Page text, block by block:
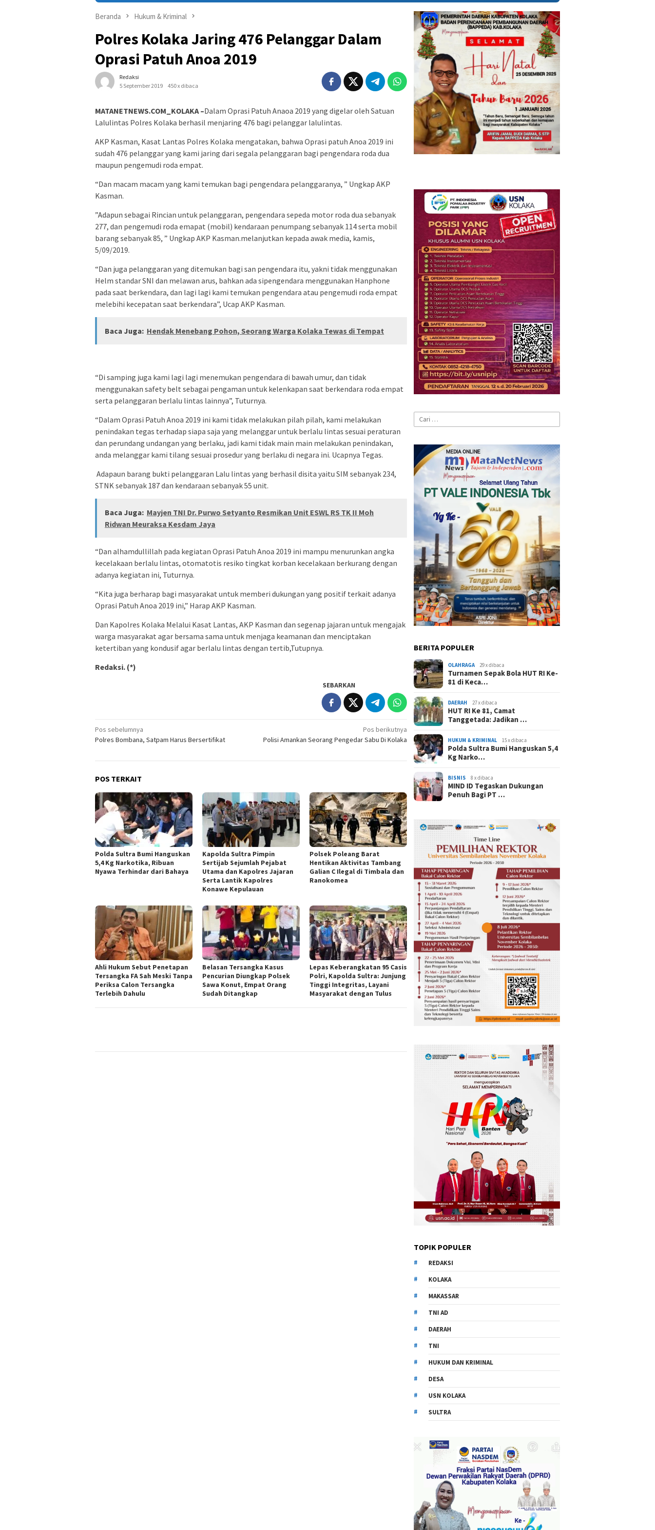
Beranda Hukum & Kriminal
Polres Kolaka Jaring 476 Pelanggar Dalam
Oprasi Patuh Anoa 2019
Redaksi
5 September 2019
450 x dibaca
MATANETNEWS.COM_KOLAKA –Dalam Oprasi Patuh Anaoa 2019 yang digelar oleh Satuan
Lalulintas Polres Kolaka berhasil menjaring 476 bagi pelanggar lalulintas.
AKP Kasman, Kasat Lantas Polres Kolaka mengatakan, bahwa Oprasi patuh Anoa 2019 ini
sudah 476 pelanggar yang kami jaring dari segala pelanggaran bagi pengendara roda dua
maupun pengemudi roda empat.
“Dan macam macam yang kami temukan bagi pengendara pelanggaranya, ” Ungkap AKP
Kasman.
”Adapun sebagai Rincian untuk pelanggaran, pengendara sepeda motor roda dua sebanyak
277, dan pengemudi roda emapat (mobil) kendaraan penumpang sebanyak 114 serta mobil
barang sebanyak 85, ” Ungkap AKP Kasman.melanjutkan kepada awak media, kamis,
5/09/2019.
“Dan juga pelanggaran yang ditemukan bagi san pengendara itu, yakni tidak menggunakan
Helm standar SNI dan melawan arus, bahkan ada sipengendara menggunakan Hanphone
pada saat berkendara, dan lagi lagi kami temukan pengendara atau pengemudi roda empat
melebihi kecepatan saat berkendara”, Ucap AKP Kasman.
Baca Juga: Hendak Menebang Pohon, Seorang Warga Kolaka Tewas di Tempat
“Di samping juga kami lagi lagi menemukan pengendara di bawah umur, dan tidak
menggunakan safety belt sebagai pengaman untuk kelenkapan saat berkendara roda empat
serta pelanggaran berlalu lintas lainnya”, Tuturnya.
“Dalam Oprasi Patuh Anoa 2019 ini kami tidak melakukan pilah pilah, kami melakukan
penindakan tegas terhadap siapa saja yang melanggar untuk berlalu lintas sesuai peraturan
dan perundang undangan yang berlaku, jadi kami tidak main main melakukan penindakan,
anda melanggar kami tilang sesuai prosedur yang berlaku di negara ini. Ucapnya Tegas.
Adapaun barang bukti pelanggaran Lalu lintas yang berhasil disita yaitu SIM sebanyak 234,
STNK sebanyak 187 dan kendaraan sebanyak 55 unit.
Baca Juga: Mayjen TNI Dr. Purwo Setyanto Resmikan Unit ESWL RS TK II Moh
Ridwan Meuraksa Kesdam Jaya
“Dan alhamdullillah pada kegiatan Oprasi Patuh Anoa 2019 ini mampu menurunkan angka
kecelakaan berlalu lintas, otomatotis resiko tingkat korban kecelakaan berkurang dengan
adanya kegiatan ini, Tuturnya.
“Kita juga berharap bagi masyarakat untuk memberi dukungan yang positif terkait adanya
Oprasi Patuh Anoa 2019 ini,” Harap AKP Kasman.
Dan Kapolres Kolaka Melalui Kasat Lantas, AKP Kasman dan segenap jajaran untuk mengajak
warga masyarakat agar bersama sama untuk menjaga keamanan dan menciptakan
ketertiban yang kondusif agar berlalu lintas dengan tertib,Tutupnya.
Redaksi. (*)
SEBARKAN
Navigasi
pos
Pos sebelumnya
Polres Bombana, Satpam Harus Bersertifikat
Pos berikutnya
Polisi Amankan Seorang Pengedar Sabu Di Kolaka
POS TERKAIT
Polda Sultra Bumi Hanguskan
5,4 Kg Narkotika, Ribuan
Nyawa Terhindar dari Bahaya
Kapolda Sultra Pimpin
Sertijab Sejumlah Pejabat
Utama dan Kapolres Jajaran
Serta Lantik Kapolres
Konawe Kepulauan
Polsek Poleang Barat
Hentikan Aktivitas Tambang
Galian C Ilegal di Timbala dan
Ranokomea
Ahli Hukum Sebut Penetapan
Tersangka FA Sah Meski Tanpa
Periksa Calon Tersangka
Terlebih Dahulu
Belasan Tersangka Kasus
Pencurian Diungkap Polsek
Sawa Konut, Empat Orang
Sudah Ditangkap
Lepas Keberangkatan 95 Casis
Polri, Kapolda Sultra: Junjung
Tinggi Integritas, Layani
Masyarakat dengan Tulus
Cari
untuk:
BERITA POPULER
OLAHRAGA 29 x dibaca
Turnamen Sepak Bola HUT RI Ke-
81 di Keca…
DAERAH 27 x dibaca
HUT RI Ke 81, Camat
Tanggetada: Jadikan …
HUKUM & KRIMINAL 15 x dibaca
Polda Sultra Bumi Hanguskan 5,4
Kg Narko…
BISNIS 8 x dibaca
MIND ID Tegaskan Dukungan
Penuh Bagi PT …
TOPIK POPULER
REDAKSI
KOLAKA
MAKASSAR
TNI AD
DAERAH
TNI
HUKUM DAN KRIMINAL
DESA
USN KOLAKA
SULTRA